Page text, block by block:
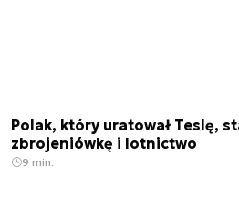
Polak, który uratował Teslę,
zbrojeniówkę i lotnictwo
9 min.